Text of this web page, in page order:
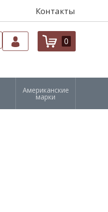
Контакты
0
Американские
марки